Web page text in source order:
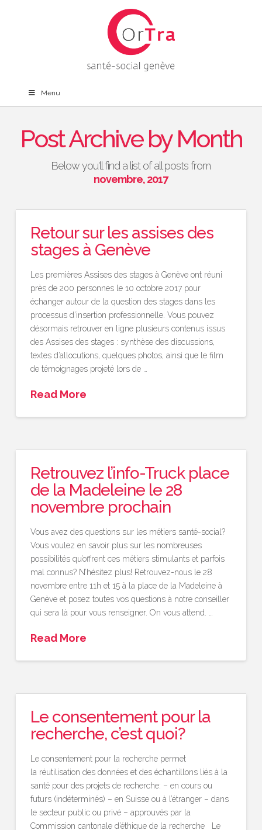
Menu
Post Archive by Month
Below you'll find a list of all posts from
novembre, 2017
Retour sur les assises des
stages à Genève
Les premières Assises des stages à Genève ont réuni
près de 200 personnes le 10 octobre 2017 pour
échanger autour de la question des stages dans les
processus d’insertion professionnelle. Vous pouvez
désormais retrouver en ligne plusieurs contenus issus
des Assises des stages : synthèse des discussions,
textes d’allocutions, quelques photos, ainsi que le film
de témoignages projeté lors de …
Read More
Retrouvez l’info-Truck place
de la Madeleine le 28
novembre prochain
Vous avez des questions sur les métiers santé-social?
Vous voulez en savoir plus sur les nombreuses
possibilités qu’offrent ces métiers stimulants et parfois
mal connus? N’hésitez plus! Retrouvez-nous le 28
novembre entre 11h et 15 à la place de la Madeleine à
Genève et posez toutes vos questions à notre conseiller
qui sera là pour vous renseigner. On vous attend. …
Read More
Le consentement pour la
recherche, c’est quoi?
Le consentement pour la recherche permet
la réutilisation des données et des échantillons liés à la
santé pour des projets de recherche: – en cours ou
futurs (indéterminés) – en Suisse ou à l’étranger – dans
le secteur public ou privé – approuvés par la
Commission cantonale d’éthique de la recherche Le